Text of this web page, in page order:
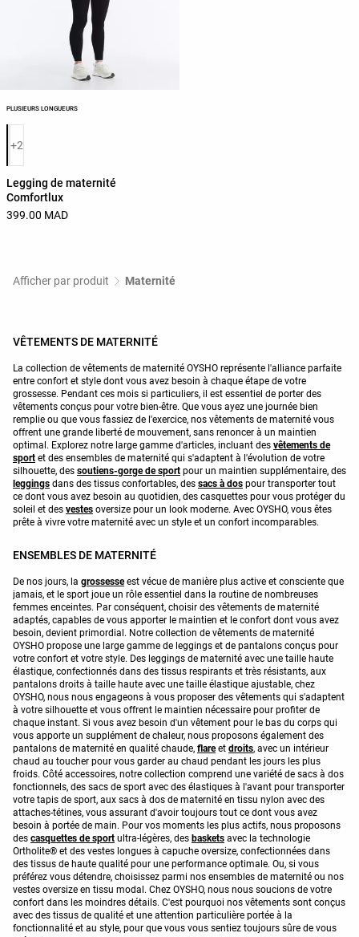
PLUSIEURS LONGUEURS
Liste des couleurs du produit
+2
Legging de maternité
Comfortlux
399.00 MAD
Afficher par produit Maternité
VÊTEMENTS DE MATERNITÉ
La collection de vêtements de maternité OYSHO représente l'alliance parfaite
entre confort et style dont vous avez besoin à chaque étape de votre
grossesse. Pendant ces mois si particuliers, il est essentiel de porter des
vêtements conçus pour votre bien-être. Que vous ayez une journée bien
remplie ou que vous fassiez de l'exercice, nos vêtements de maternité vous
offrent une grande liberté de mouvement, sans renoncer à un maintien
optimal. Explorez notre large gamme d'articles, incluant des vêtements de
sport et des ensembles de maternité qui s'adaptent à l'évolution de votre
silhouette, des soutiens-gorge de sport pour un maintien supplémentaire, des
leggings dans des tissus confortables, des sacs à dos pour transporter tout
ce dont vous avez besoin au quotidien, des casquettes pour vous protéger du
soleil et des vestes oversize pour un look moderne. Avec OYSHO, vous êtes
prête à vivre votre maternité avec un style et un confort incomparables.
ENSEMBLES DE MATERNITÉ
De nos jours, la grossesseest vécue de manière plus active et consciente que
jamais, et le sport joue un rôle essentiel dans la routine de nombreuses
femmes enceintes. Par conséquent, choisir des vêtements de maternité
adaptés, capables de vous apporter le maintien et le confort dont vous avez
besoin, devient primordial. Notre collection de vêtements de maternité
OYSHO propose une large gamme de leggings et de pantalons conçus pour
votre confort et votre style. Des leggings de maternité avec une taille haute
élastique, confectionnés dans des tissus respirants et très résistants, aux
pantalons droits à taille haute avec une taille élastique ajustable, chez
OYSHO, nous nous engageons à vous proposer des vêtements qui s'adaptent
à votre silhouette et vous offrent le maintien nécessaire pour profiter de
chaque instant. Si vous avez besoin d'un vêtement pour le bas du corps qui
vous apporte un supplément de chaleur, nous proposons également des
pantalons de maternité en qualité chaude, flareet droits, avec un intérieur
chaud au toucher pour vous garder au chaud pendant les jours les plus
froids. Côté accessoires, notre collection comprend une variété de sacs à dos
fonctionnels, des sacs de sport avec des élastiques à l'avant pour transporter
votre tapis de sport, aux sacs à dos de maternité en tissu nylon avec des
attaches-tétines, vous assurant d'avoir toujours tout ce dont vous avez
besoin à portée de main. Pour vos moments les plus actifs, nous proposons
des casquettes de sport ultra-légères, des baskets avec la technologie
Ortholite® et des vestes longues à capuche oversize, confectionnées dans
des tissus de haute qualité pour une performance optimale. Ou, si vous
préférez vous détendre, choisissez parmi nos ensembles de maternité ou nos
vestes oversize en tissu modal. Chez OYSHO, nous nous soucions de votre
confort dans les moindres détails. C'est pourquoi nos vêtements sont conçus
avec des tissus de qualité et une attention particulière portée à la
fonctionnalité et au style, pour que vous vous sentiez toujours sûre de vous